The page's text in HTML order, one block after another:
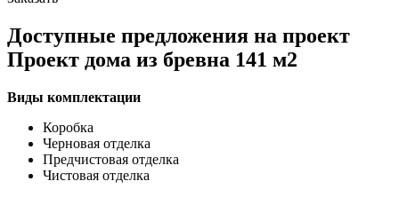
Доступные предложения на проект
Проект дома из бревна 141 м2
Виды комплектации
Коробка
Черновая отделка
Предчистовая отделка
Чистовая отделка